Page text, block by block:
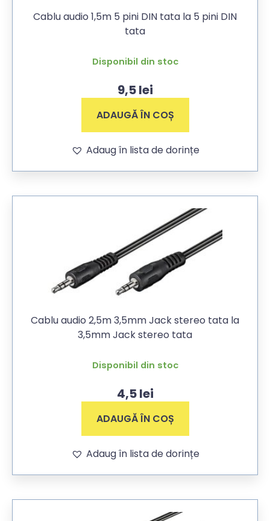
Cablu audio 1,5m 5 pini DIN tata la 5 pini DIN
tata
Disponibil din stoc
9,5lei
ADAUGĂ ÎN COȘ
Adaug în lista de dorințe
Cablu audio 2,5m 3,5mm Jack stereo tata la
3,5mm Jack stereo tata
Disponibil din stoc
4,5lei
ADAUGĂ ÎN COȘ
Adaug în lista de dorințe